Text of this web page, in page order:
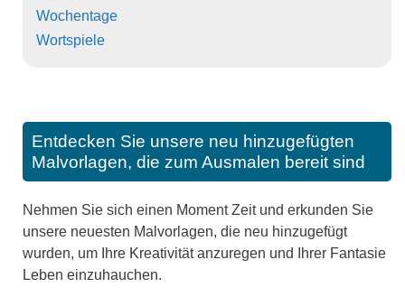
Wochentage
Wortspiele
Entdecken Sie unsere neu hinzugefügten
Malvorlagen, die zum Ausmalen bereit sind
Nehmen Sie sich einen Moment Zeit und erkunden Sie
unsere neuesten Malvorlagen, die neu hinzugefügt
wurden, um Ihre Kreativität anzuregen und Ihrer Fantasie
Leben einzuhauchen.